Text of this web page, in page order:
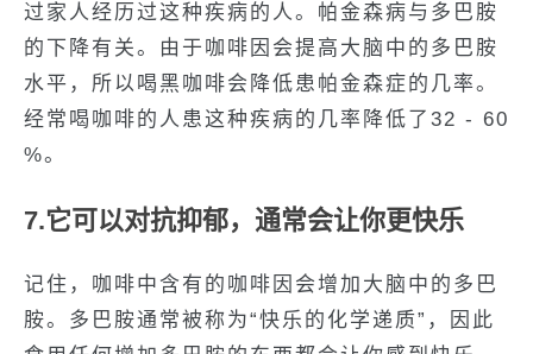
过家人经历过这种疾病的人。帕金森病与多巴胺
的下降有关。由于咖啡因会提高大脑中的多巴胺
水平，所以喝黑咖啡会降低患帕金森症的几率。
经常喝咖啡的人患这种疾病的几率降低了32 - 60
%。
7.它可以对抗抑郁，通常会让你更快乐
记住，咖啡中含有的咖啡因会增加大脑中的多巴
胺。多巴胺通常被称为“快乐的化学递质”，因此